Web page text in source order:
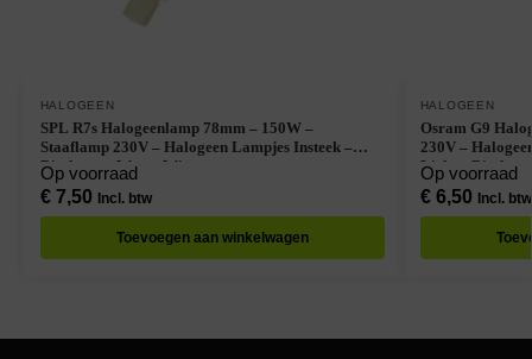
HALOGEEN
SPL R7s Halogeenlamp 78mm – 150W –
Staaflamp 230V – Halogeen Lampjes Insteek –
Dimbaar – Warm Wit
Op voorraad
€7,50 Incl. btw
Toevoegen aan winkelwagen
HALOGEEN
Osram G9
230V –
Licht – Dimbaar
Op voorraad
€6,50 Incl. btw